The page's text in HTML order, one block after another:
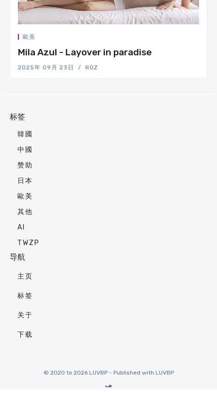
歐美
Mila Azul - Layover in paradise
2025年 09月 23日 ROZ
标签
韓國
中國
赞助
日本
歐美
其他
AI
TWZP
导航
主页
标签
关于
下载
© 2020 to 2026 LUVBP - Published with LUVBP